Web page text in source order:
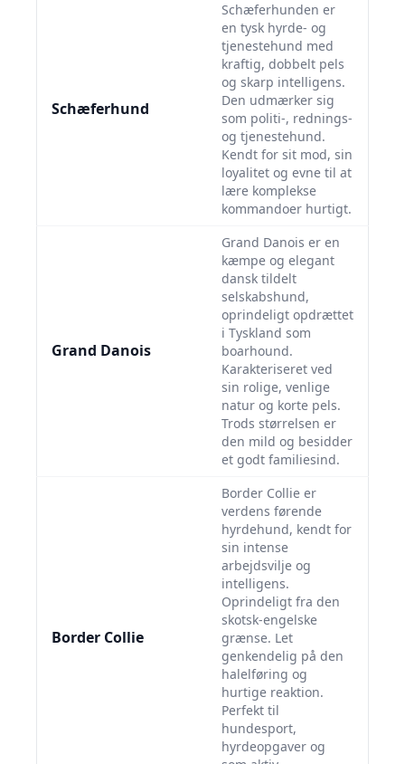
Schæferhund
Schæferhunden er
en tysk hyrde- og
tjenestehund med
kraftig, dobbelt pels
og skarp intelligens.
Den udmærker sig
som politi-, rednings-
og tjenestehund.
Kendt for sit mod, sin
loyalitet og evne til at
lære komplekse
kommandoer hurtigt.
Grand Danois
Grand Danois er en
kæmpe og elegant
dansk tildelt
selskabshund,
oprindeligt opdrættet
i Tyskland som
boarhound.
Karakteriseret ved
sin rolige, venlige
natur og korte pels.
Trods størrelsen er
den mild og besidder
et godt familiesind.
Border Collie
Border Collie er
verdens førende
hyrdehund, kendt for
sin intense
arbejdsvilje og
intelligens.
Oprindeligt fra den
skotsk-engelske
grænse. Let
genkendelig på den
halelføring og
hurtige reaktion.
Perfekt til
hundesport,
hyrdeopgaver og